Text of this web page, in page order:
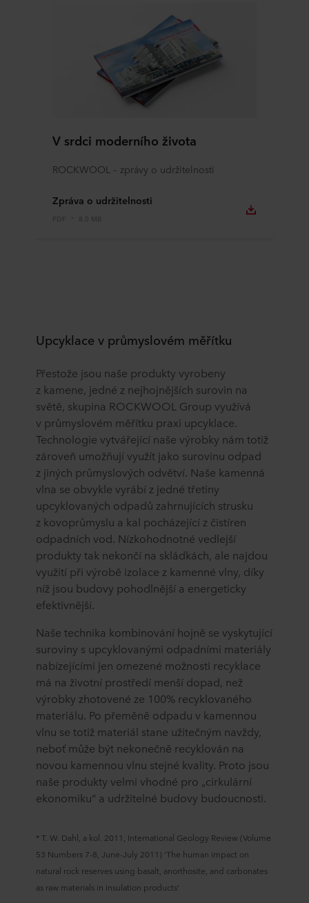
V srdci moderního života
ROCKWOOL – zprávy o udržitelnosti
Zpráva o udržitelnosti
PDF 8.0 MB
Upcyklace v průmyslovém měřítku
Přestože jsou naše produkty vyrobeny
z kamene, jedné z nejhojnějších surovin na
světě, skupina ROCKWOOL Group využívá
v průmyslovém měřítku praxi upcyklace.
Technologie vytvářející naše výrobky nám totiž
zároveň umožňují využít jako surovinu odpad
z jiných průmyslových odvětví. Naše kamenná
vlna se obvykle vyrábí z jedné třetiny
upcyklovaných odpadů zahrnujících strusku
z kovoprůmyslu a kal pocházející z čistíren
odpadních vod. Nízkohodnotné vedlejší
produkty tak nekončí na skládkách, ale najdou
využití při výrobě izolace z kamenné vlny, díky
níž jsou budovy pohodlnější a energeticky
efektivnější.
Naše technika kombinování hojně se vyskytující
suroviny s upcyklovanými odpadními materiály
nabízejícími jen omezené možnosti recyklace
má na životní prostředí menší dopad, než
výrobky zhotovené ze 100% recyklovaného
materiálu. Po přeměně odpadu v kamennou
vlnu se totiž materiál stane užitečným navždy,
neboť může být nekonečně recyklován na
novou kamennou vlnu stejné kvality. Proto jsou
naše produkty velmi vhodné pro „cirkulární
ekonomiku“ a udržitelné budovy budoucnosti.
* T. W. Dahl, a kol. 2011, International Geology Review (Volume
53 Numbers 7-8, June-July 2011) ‘The human impact on
natural rock reserves using basalt, anorthosite, and carbonates
as raw materials in insulation products’